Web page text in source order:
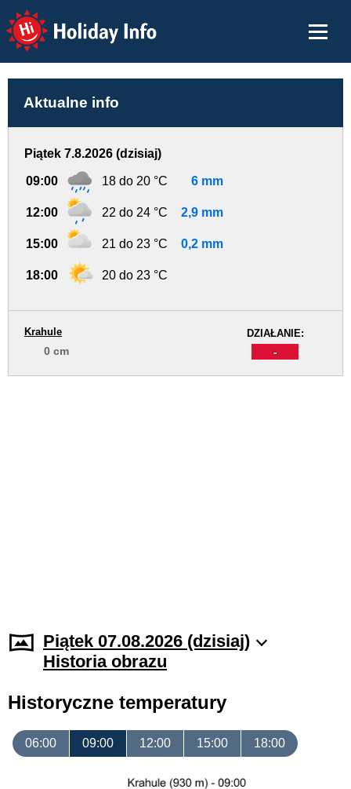
Holiday Info
Aktualne info
Piątek 7.8.2026 (dzisiaj)
09:00 18 do 20 °C 6 mm
12:00 22 do 24 °C 2,9 mm
15:00 21 do 23 °C 0,2 mm
18:00 20 do 23 °C
DZIAŁANIE:
-
Krahule
0 cm
Piątek 07.08.2026 (dzisiaj)
Historia obrazu
Historyczne temperatury
06:00 09:00 12:00 15:00 18:00